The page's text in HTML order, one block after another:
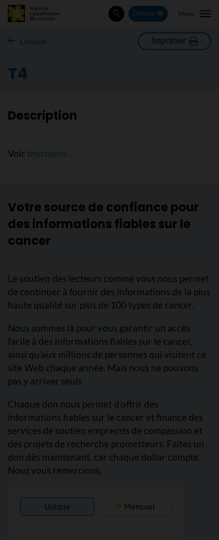
Rechercher
Donnez Menu
Lexique Imprimer
T4
Description
Voir thyroxine .
Votre source de confiance pour
des informations fiables sur le
cancer
Le soutien des lecteurs comme vous nous permet
de continuer à fournir des informations de la plus
haute qualité sur plus de 100 types de cancer.
Nous sommes là pour vous garantir un accès
facile à des informations fiables sur le cancer,
ainsi qu’aux millions de personnes qui visitent ce
site Web chaque année. Mais nous ne pouvons
pas y arriver seuls.
Chaque don nous permet d’offrir des
informations fiables sur le cancer et finance des
services de soutien empreints de compassion et
des projets de recherche prometteurs. Faites un
don dès maintenant, car chaque dollar compte.
Nous vous remercions.